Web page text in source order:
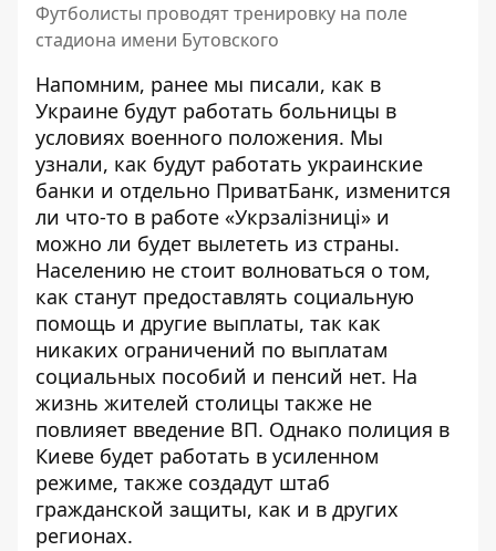
Футболисты проводят тренировку на поле
стадиона имени Бутовского
Напомним, ранее мы писали, как в
Украине будут работать больницы в
условиях военного положения. Мы
узнали, как будут работать украинские
банки и отдельно ПриватБанк, изменится
ли что-то в работе «Укрзалізниці» и
можно ли будет вылететь из страны.
Населению не стоит волноваться о том,
как станут предоставлять социальную
помощь и другие выплаты, так как
никаких ограничений по выплатам
социальных пособий и пенсий нет. На
жизнь жителей столицы также не
повлияет введение ВП. Однако полиция в
Киеве будет работать в усиленном
режиме, также создадут штаб
гражданской защиты, как и в других
регионах.